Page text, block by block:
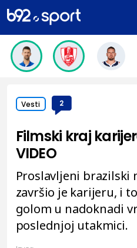
Vesti 2
Filmski kraj
VIDEO
Proslavljeni brazilski
završio je karijeru, i
golom u nadoknadi
poslednjoj utakmici.